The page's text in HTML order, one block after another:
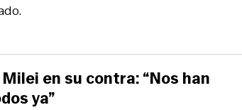
en su contra: “Nos han
ya”